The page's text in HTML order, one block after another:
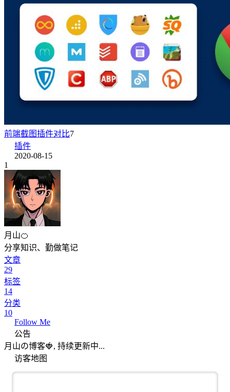
前端截图插件对比7
插件
2020-08-15
1
月山🍊
分享知识、勤做笔记
文章
29
标签
14
分类
10
Follow Me
公告
月山の博客🍓, 持续更新中...
访客地图